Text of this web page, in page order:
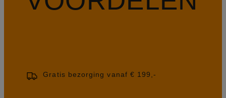
Gratis bezorging vanaf € 199,-